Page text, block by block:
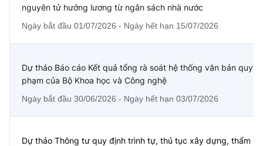
nguyên tử hưởng lương từ ngân sách nhà nước
Ngày bắt đầu 01/07/2026 - Ngày hết hạn 15/07/2026
Dự thảo Báo cáo Kết quả tổng rà soát hệ thống văn bản quy
phạm của Bộ Khoa học và Công nghệ
Ngày bắt đầu 30/06/2026 - Ngày hết hạn 03/07/2026
Dự thảo Thông tư quy định trình tự, thủ tục xây dựng, thẩm